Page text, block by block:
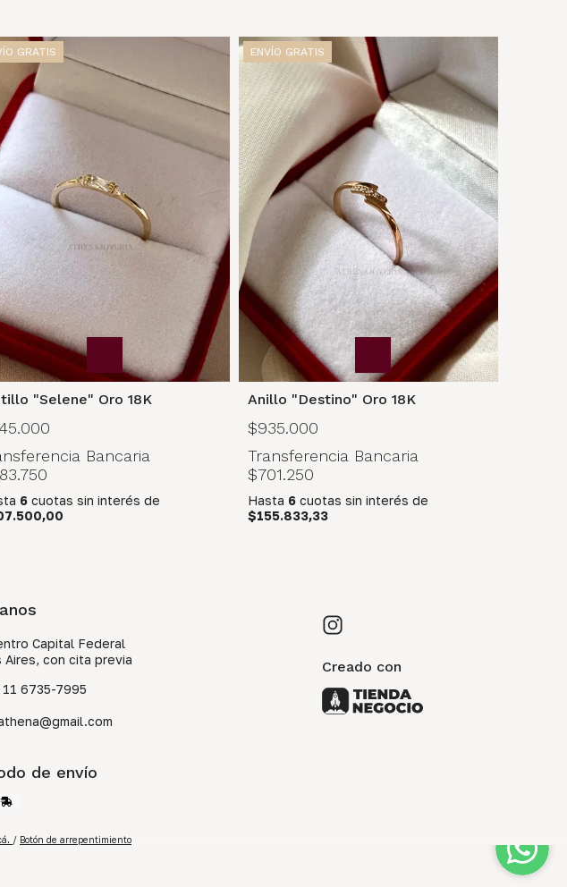
GRATIS
"Selene" Oro 18K
Bancaria
6 cuotas sin interés de
ENVÍO GRATIS
Anillo "Destino" Oro 18K
$935.000
Transferencia Bancaria
$701.250
Hasta 6 cuotas sin interés de
$155.833,33
Capital Federal
Aires, con cita previa
6735-7995
Creado con
de envío
/ Botón de arrepentimiento